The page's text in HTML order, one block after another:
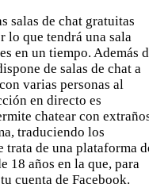
salas de chat gratuitas
lo que tendrá una sala
en un tiempo. Además
de salas de chat a
varias personas al
en directo es
chatear con
traduciendo los
trata de una plataforma
18 años en la que, para
cuenta de Facebook.